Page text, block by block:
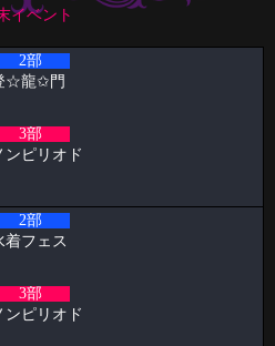
公園
せてもらってます！！ ケイタです🦋
です！ やっと台風「チャンミー」が
結果🤩 1等 4460 2等 11626 3等
イベント
2部
‪☆龍✩門
3部
ンピリオド
2部
着フェス
3部
ンピリオド